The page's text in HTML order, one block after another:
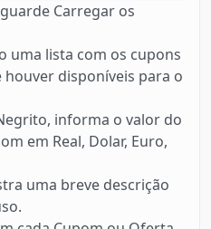
Carregar os
uma lista com os cupons
houver disponíveis para o
informa o valor do
em Real, Dolar, Euro,
uma breve descrição